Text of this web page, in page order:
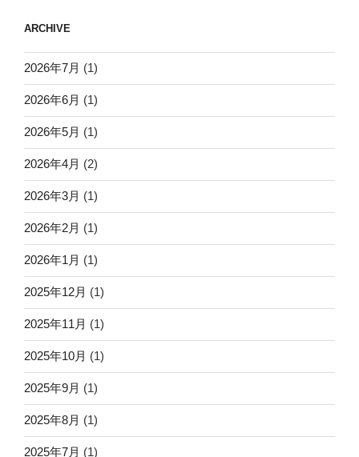
ARCHIVE
2026年7月 (1)
2026年6月 (1)
2026年5月 (1)
2026年4月 (2)
2026年3月 (1)
2026年2月 (1)
2026年1月 (1)
2025年12月 (1)
2025年11月 (1)
2025年10月 (1)
2025年9月 (1)
2025年8月 (1)
2025年7月 (1)